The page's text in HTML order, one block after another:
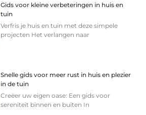
Gids voor kleine verbeteringen in huis en
tuin
Verfris je huis en tuin met deze simpele
projecten Het verlangen naar
Snelle gids voor meer rust in huis en plezier
in de tuin
Creëer uw eigen oase: Een gids voor
sereniteit binnen en buiten In